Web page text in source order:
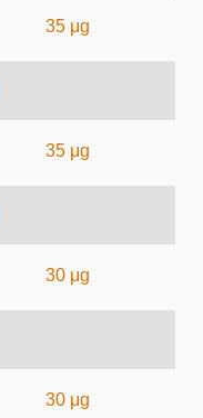
35 μg
35 μg
30 μg
30 μg